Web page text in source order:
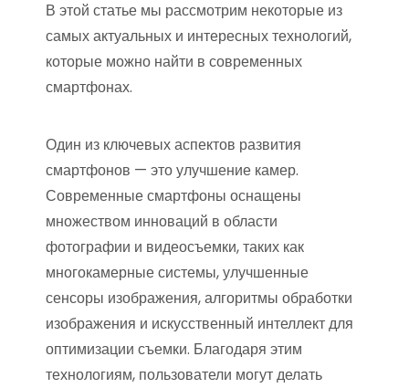
В этой статье мы рассмотрим некоторые из
самых актуальных и интересных технологий,
которые можно найти в современных
смартфонах.
Один из ключевых аспектов развития
смартфонов — это улучшение камер.
Современные смартфоны оснащены
множеством инноваций в области
фотографии и видеосъемки, таких как
многокамерные системы, улучшенные
сенсоры изображения, алгоритмы обработки
изображения и искусственный интеллект для
оптимизации съемки. Благодаря этим
технологиям, пользователи могут делать